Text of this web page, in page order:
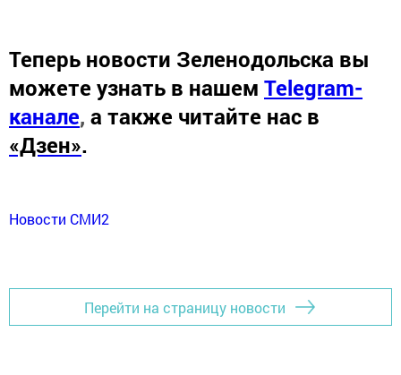
Теперь новости Зеленодольска вы
можете узнать в нашем Telegram-
канале, а также читайте нас в
«Дзен».
Новости СМИ2
Перейти на страницу новости